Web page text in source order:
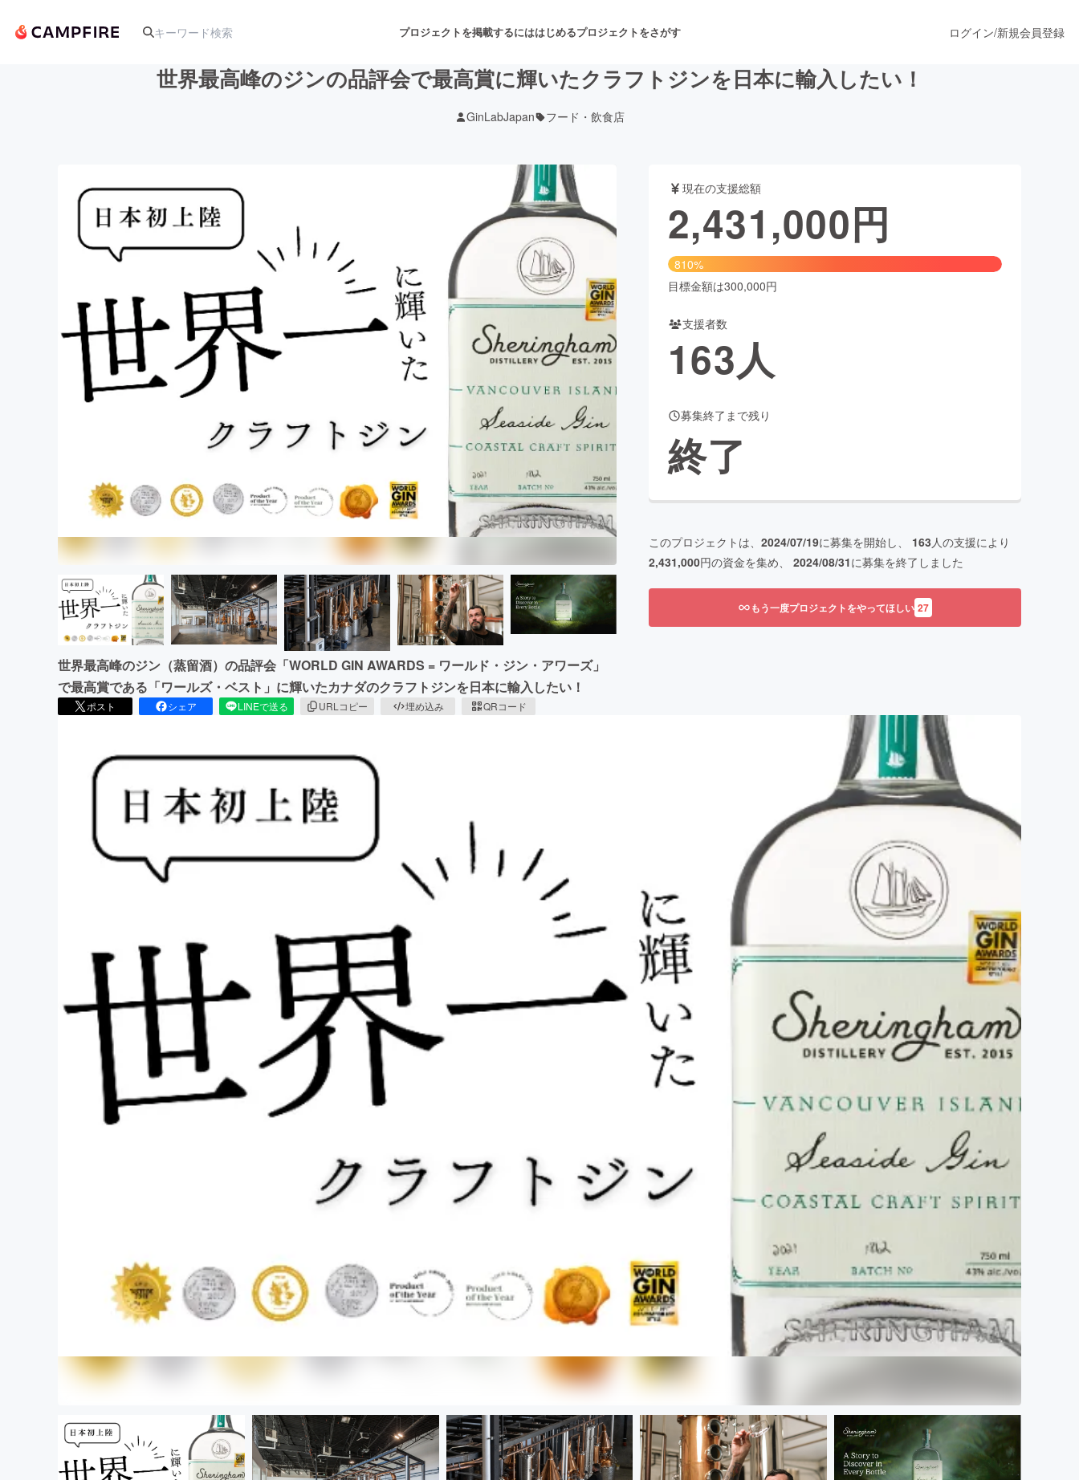
プロジェクトを掲載するにははじめるプロジェクトをさがす
舞台・パフォーマンス
テクノロジー・ガジェット ゲーム・サービス開発 フード・飲食店 ファッション
書籍・雑誌出版 アニメ・漫画
ビジネス・起業 チャレンジ ビューティー・ヘルスケア
まちづくり・地域活性化
CAMPFIRE for Social Good CAMPFIRE Creation
CAMPFIREふるさと納税machi-ya コミュニティ
ログイン/新規会員登録
世界最高峰のジンの品評会で最高賞に輝いたクラフトジンを日本に輸入したい！
GinLabJapan フード・飲食店
世界最高峰のジン（蒸留酒）の品評会「WORLD GIN AWARDS = ワールド・ジン・アワーズ」
で最高賞である「ワールズ・ベスト」に輝いたカナダのクラフトジンを日本に輸入したい！
ポスト シェア LINEで送る URLコピー 埋め込み QRコード
現在の支援総額
2,431,000円
810%
目標金額は300,000円
支援者数
163人
募集終了まで残り
終了
このプロジェクトは、 2024/07/19に募集を開始し、 163人の支援により
2,431,000円の資金を集め、 2024/08/31に募集を終了しました
もう一度プロジェクトをやってほしい 27